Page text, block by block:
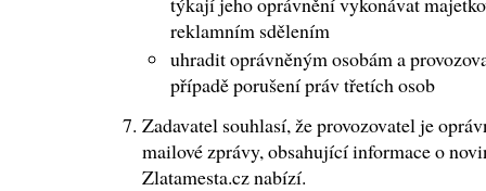
reklamním sdělením
uhradit oprávněným osobám a
případě porušení práv třetích osob
Zadavatel souhlasí, že provozovatel je
mailové zprávy, obsahující informace o
Zlatamesta.cz nabízí.